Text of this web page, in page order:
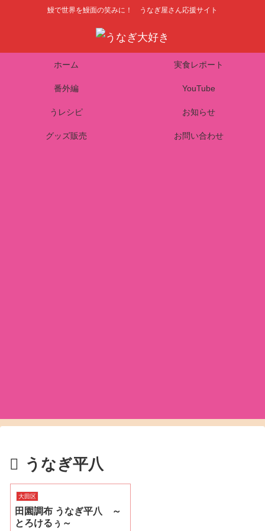
鰻で世界を鰻面の笑みに！ うなぎ屋さん応援サイト
ホーム 実食レポート
番外編 YouTube
うレシピ お知らせ
グッズ販売 お問い合わせ
うなぎ平八
大田区
田園調布 うなぎ平八 ～
とろけるぅ～